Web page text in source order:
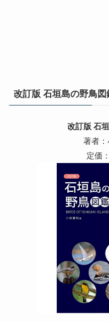
改訂版 石垣島の野鳥図
改訂版 石
著者
定価